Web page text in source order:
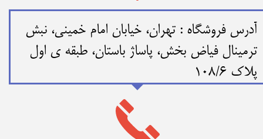
​​آدرس فروشگاه : تهران، خیابان امام خمینی، نبش
ترمینال فیاض بخش، پاساژ باستان، طبقه ی اول
پلاک 108/6